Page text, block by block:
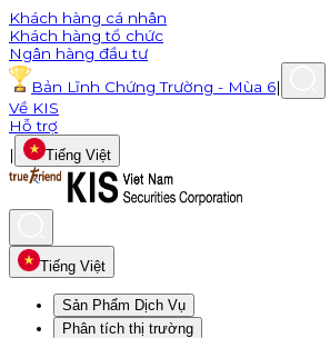
Khách hàng cá nhân
Khách hàng tổ chức
Ngân hàng đầu tư
Bản Lĩnh Chứng Trường - Mùa 6|
Về KIS
Hỗ trợ
|
Tiếng Việt
Tiếng Việt
Sản Phẩm Dịch Vụ
Phân tích thị trường